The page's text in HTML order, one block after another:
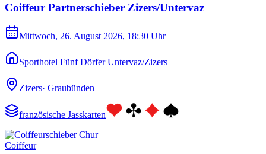
Coiffeur Partnerschieber Zizers/Untervaz
Mittwoch, 26. August 2026, 18:30 Uhr
Sporthotel Fünf Dörfer Untervaz/Zizers
Zizers· Graubünden
französische Jasskarten
Coiffeur